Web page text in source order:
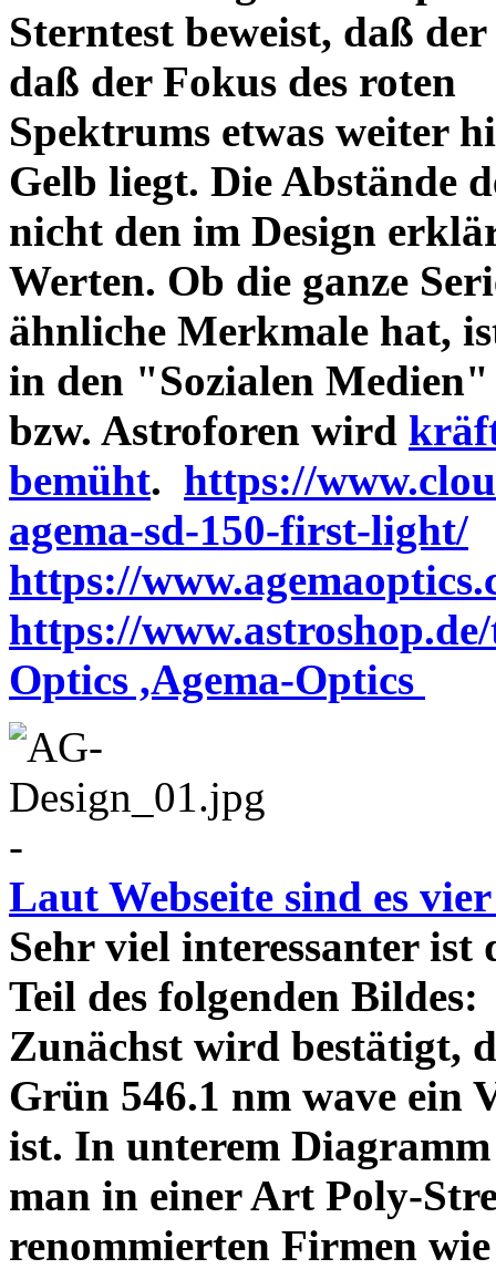
Sterntest beweist, daß
daß der Fokus des roten
Spektrums etwas weiter
Gelb liegt. Die Abstände
nicht den im Design
Werten. Ob die ganze
ähnliche Merkmale hat,
in den "Sozialen Medien"
bzw. Astroforen wird
bemüht. https://
agema-sd-150-first-light/
https://
https://
Optics ,Agema-Optics
-
Laut Webseite sind es
Sehr viel interessanter
Teil des folgenden
Zunächst wird bestätigt,
Grün 546.1 nm wave ein
ist. In unterem
man in einer Art Poly-
renommierten Firmen